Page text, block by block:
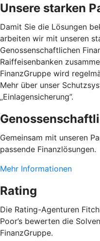
Unsere starken
Damit Sie die Lösungen
arbeiten wir mit unseren
Genossenschaftlichen
Raiffeisenbanken
FinanzGruppe wird
Mehr über unser
„Einlagensicherung”.
Gemeinsam mit unseren
passende Finanzlösungen.
Mehr Informationen
Rating
Die Rating-Agenturen
Poor’s bewerten die
FinanzGruppe.